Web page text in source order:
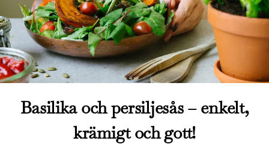
Basilika och persiljesås – enkelt,
krämigt och gott!